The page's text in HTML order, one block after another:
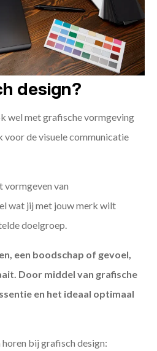
design?
wel met grafische vormgeving
voor de visuele communicatie
vormgeven van
wat jij met jouw merk wilt
doelgroep.
een boodschap of gevoel,
Door middel van grafische
en het ideaal optimaal
bij grafisch design: